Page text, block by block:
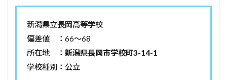
新潟県立長岡高等学校
偏差値 ：66〜68
所在地 ： 新潟県長岡市学校町3-14-1
学校種別：公立